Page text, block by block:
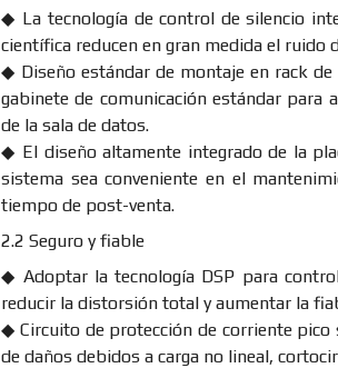
◆ La tecnología de control de silencio
científica reducen en gran medida el ruido
◆ Diseño estándar de montaje en rack
gabinete de comunicación estándar para
de la sala de datos.
◆ El diseño altamente integrado de la
sistema sea conveniente en el
tiempo de post-venta.
2.2 Seguro y fiable
◆ Adoptar la tecnología DSP para
reducir la distorsión total y aumentar la
◆ Circuito de protección de corriente
de daños debidos a carga no lineal,